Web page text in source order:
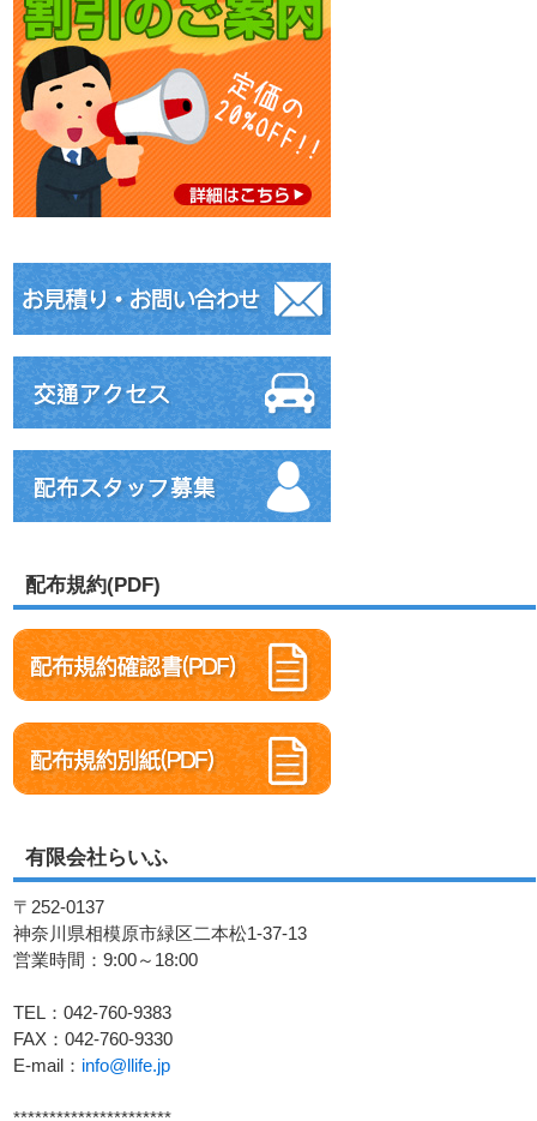
配布規約(PDF)
有限会社らいふ
〒252-0137
神奈川県相模原市緑区二本松1-37-13
営業時間：9:00～18:00
TEL：042-760-9383
FAX：042-760-9330
E-mail： info@llife.jp